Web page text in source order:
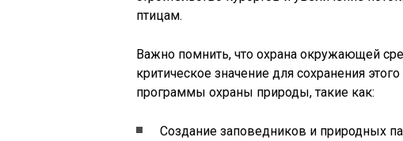
птицам.
Важно помнить, что охрана окружающей
критическое значение для сохранения
программы охраны природы, такие как:
Создание заповедников и природных